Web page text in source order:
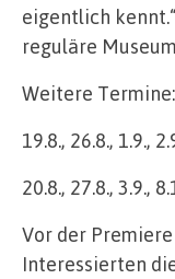
eigentlich
reguläre
Weitere Termine:
19.8., 26.8., 1.9.,
20.8., 27.8., 3.9.,
Vor der
Interessierten